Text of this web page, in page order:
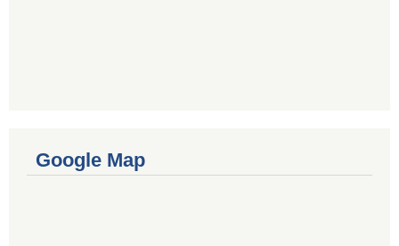
Google Map